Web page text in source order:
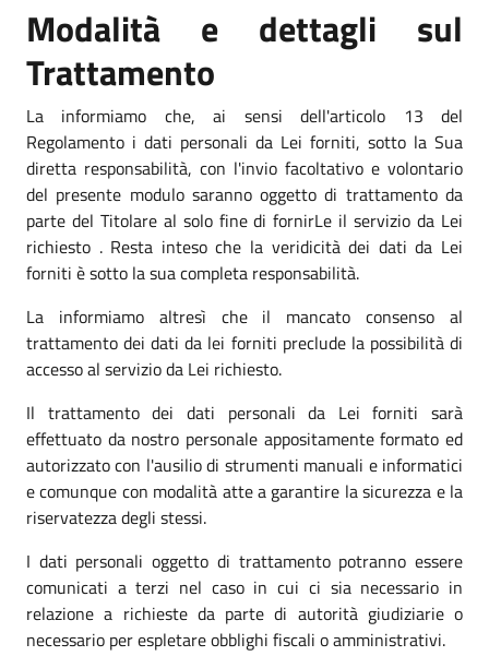
Modalità e dettagli sul
Trattamento
La informiamo che, ai sensi dell'articolo 13 del
Regolamento i dati personali da Lei forniti, sotto la Sua
diretta responsabilità, con l'invio facoltativo e volontario
del presente modulo saranno oggetto di trattamento da
parte del Titolare al solo fine di fornirLe il servizio da Lei
richiesto . Resta inteso che la veridicità dei dati da Lei
forniti è sotto la sua completa responsabilità.
La informiamo altresì che il mancato consenso al
trattamento dei dati da lei forniti preclude la possibilità di
accesso al servizio da Lei richiesto.
Il trattamento dei dati personali da Lei forniti sarà
effettuato da nostro personale appositamente formato ed
autorizzato con l'ausilio di strumenti manuali e informatici
e comunque con modalità atte a garantire la sicurezza e la
riservatezza degli stessi.
I dati personali oggetto di trattamento potranno essere
comunicati a terzi nel caso in cui ci sia necessario in
relazione a richieste da parte di autorità giudiziarie o
necessario per espletare obblighi fiscali o amministrativi.